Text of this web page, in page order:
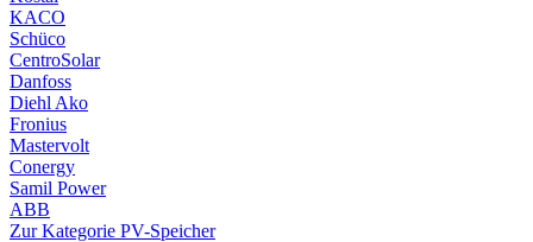
KACO
Schüco
CentroSolar
Danfoss
Diehl Ako
Fronius
Mastervolt
Conergy
Samil Power
ABB
Zur Kategorie PV-Speicher